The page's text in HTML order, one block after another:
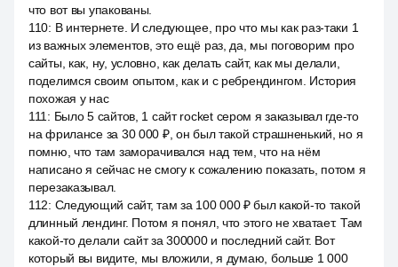
что вот вы упакованы.
110: В интернете. И следующее, про что мы как раз-таки 1
из важных элементов, это ещё раз, да, мы поговорим про
сайты, как, ну, условно, как делать сайт, как мы делали,
поделимся своим опытом, как и с ребрендингом. История
похожая у нас
111 : Было 5 сайтов, 1 сайт rocket сером я заказывал где-то
на фрилансе за 30 000 ₽, он был такой страшненький, но я
помню, что там заморачивался над тем, что на нём
написано я сейчас не смогу к сожалению показать, потом я
перезаказывал.
112: Следующий сайт, там за 100 000 ₽ был какой-то такой
длинный лендинг. Потом я понял, что этого не хватает. Там
какой-то делали сайт за 300000 и последний сайт. Вот
который вы видите, мы вложили, я думаю, больше 1 000